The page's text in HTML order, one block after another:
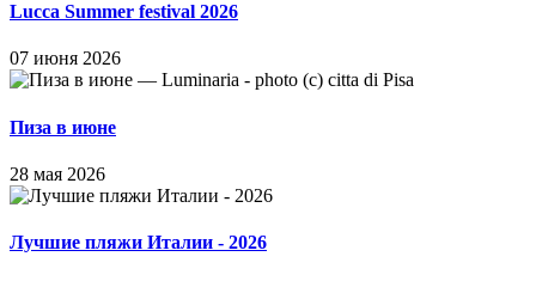
Lucca Summer festival 2026
07 июня 2026
Пиза в июне
28 мая 2026
Лучшие пляжи Италии - 2026